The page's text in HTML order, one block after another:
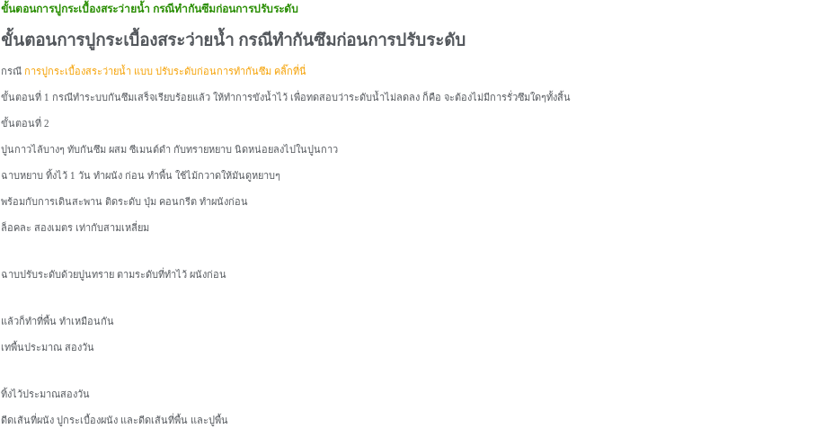
ขั้นตอนการปูกระเบื้องสระว่ายน้ำ กรณีทำกันซึมก่อนการปรับระดับ
ขั้นตอนการปูกระเบื้องสระว่ายน้ำ กรณีทำกันซึมก่อนการปรับระดับ
กรณี การปูกระเบื้องสระว่ายน้ำ แบบ ปรับระดับก่อนการทำกันซึม คลิ๊กที่นี่
ขั้นตอนที่ 1 กรณีทำระบบกันซึมเสร็จเรียบร้อยแล้ว ให้ทำการขังน้ำไว้ เพื่อทดสอบว่าระดับน้ำไม่ลดลง ก็คือ จะต้องไม่มีการรั่วซึมใดๆทั้งสิ้น
ขั้นตอนที่ 2
ปูนกาวไล้บางๆ ทับกันซึม ผสม ซีเมนต์ดำ กับทรายหยาบ นิดหน่อยลงไปในปูนกาว
ฉาบหยาบ ทิ้งไว้ 1 วัน ทำผนัง ก่อน ทำพื้น ใช้ไม้กวาดให้มันดูหยาบๆ
พร้อมกับการเดินสะพาน ติดระดับ ปุ่ม คอนกรีต ทำผนังก่อน
ล็อคละ สองเมตร เท่ากับสามเหลี่ยม
ฉาบปรับระดับด้วยปูนทราย ตามระดับที่ทำไว้ ผนังก่อน
แล้วก็ทำที่พื้น ทำเหมือนกัน
เทพื้นประมาณ สองวัน
ทิ้งไว้ประมาณสองวัน
ดีดเส้นที่ผนัง ปูกระเบื้องผนัง และดีดเส้นที่พื้น และปูพื้น